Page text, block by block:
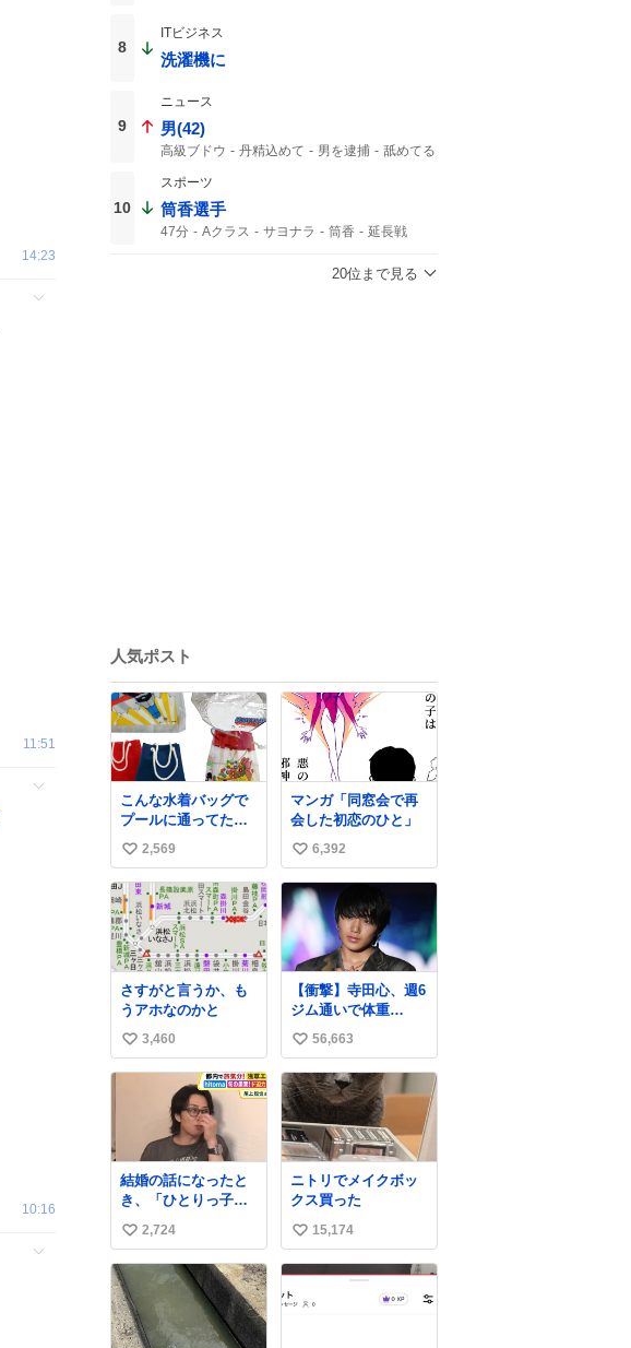
14:23
11:51
10:16
8
ITビジネス
洗濯機に
9
ニュース
男(42)
高級ブドウ 丹精込めて 男を逮捕
舐めてる
10
スポーツ
筒香選手
47分 Aクラス サヨナラ 筒香 延長戦
20位まで見る
人気ポスト
こんな水着バッグで
プールに通ってたア
ナタ、完全なる同世
代（笑） #70年代
#80年代 #昭和レト
ロ
い
い
ね
数
2,569
マンガ「同窓会で再
会した初恋のひと」
い
い
ね
6,392
さすがと言うか、も
うアホなのかと
い
い
3,460
【衝撃】寺田心、週6
ジム通いで体重
62kg→82kgに 110kg
のベンチプレス持ち
上げる姿披露
news.livedoor.com/
article/detail… 元々
自重のみだったが、
更に筋肉を大きくす
るためジム通いを開
始。筋肉増量のため
おにぎり10個、ゼリ
ー飲料3～4本、パス
タと毎日4千kcalオー
バーの食事を摂取
し、増量したとい
う。
い
い
ね
数
56,663
結婚の話になったと
き、「ひとりっ子だ
から僕が諦めた瞬間
に一族が潰える」
「死ぬとき1人とか
嫌」だから結婚願望
は"ある"って答えた
ものの、結局「（結
婚は）向いてねぇの
い
い
ね
数
2,724
ニトリでメイクボッ
クス買った
い
い
数
15,174